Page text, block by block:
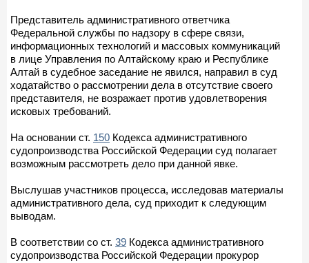
Представитель административного ответчика
Федеральной службы по надзору в сфере связи,
информационных технологий и массовых коммуникаций
в лице Управления по Алтайскому краю и Республике
Алтай в судебное заседание не явился, направил в суд
ходатайство о рассмотрении дела в отсутствие своего
представителя, не возражает против удовлетворения
исковых требований.
На основании ст. 150 Кодекса административного
судопроизводства Российской Федерации суд полагает
возможным рассмотреть дело при данной явке.
Выслушав участников процесса, исследовав материалы
административного дела, суд приходит к следующим
выводам.
В соответствии со ст. 39 Кодекса административного
судопроизводства Российской Федерации прокурор